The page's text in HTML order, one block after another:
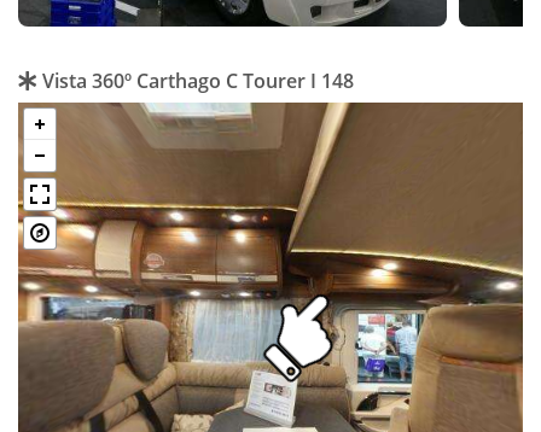
Vista 360º Carthago C Tourer I 148